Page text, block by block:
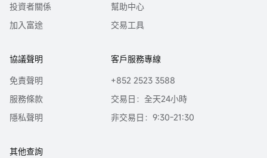
投資者關係
加入富途
幫助中心
交易工具
協議聲明
免責聲明
服務條款
隱私聲明
客戶服務專線
+852 2523 3588
交易日：全天24小時
非交易日：9:30-21:30
其他查詢